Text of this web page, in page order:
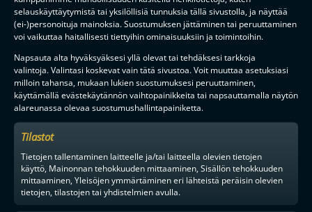
selauskäyttäytymistä tai yksilöllisiä tunnuksia tällä sivustolla, ja näyttää
(ei-)personoituja mainoksia. Suostumuksen jättäminen tai peruuttaminen
voi vaikuttaa haitallisesti tiettyihin ominaisuuksiin ja toimintoihin.
Napsauta alta hyväksyäksesi yllä olevat tai tehdäksesi tarkkoja
valintoja. Valintasi koskevat vain tätä sivustoa. Voit muuttaa asetuksiasi
milloin tahansa, mukaan lukien suostumuksesi peruuttaminen,
käyttämällä evästekäytännön vaihtopainikkeita tai napsauttamalla näytön
alareunassa olevaa suostumushallintapainiketta.
Tilastot
Tietojen tallentaminen laitteelle ja/tai laitteella olevien tietojen
käyttö, Mainonnan tehokkuuden mittaaminen, Sisällön tehokkuuden
mittaaminen, Yleisöjen ymmärtäminen eri lähteistä peräisin olevien
tietojen, tilastojen tai yhdistelmien avulla.